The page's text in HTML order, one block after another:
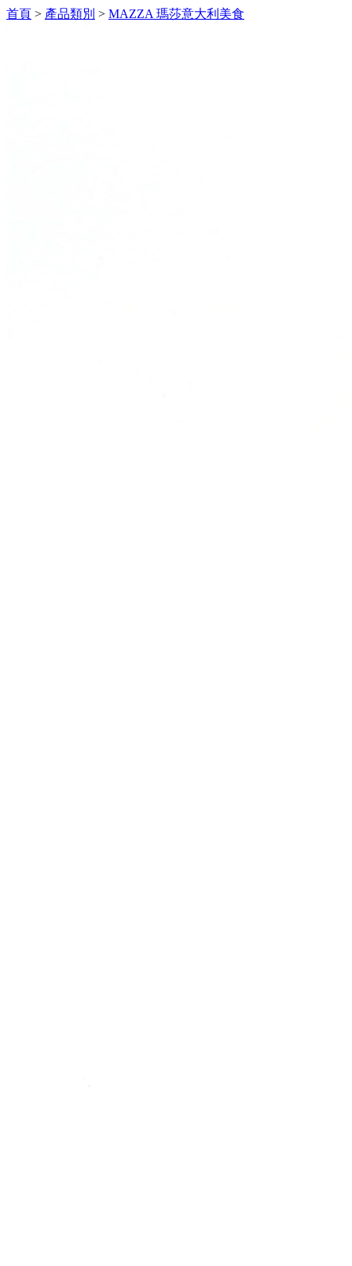
首頁 > 產品類別 > MAZZA 瑪莎意大利美食